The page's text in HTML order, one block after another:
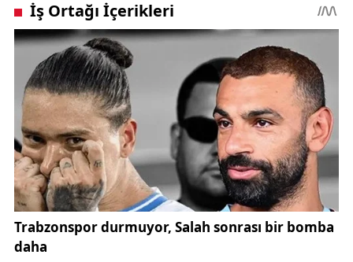
müsabakaya odaklanmış bir görüntü sergiledi.
Teknik heyet, özellikle deplasman koşullarında
oyunun kontrolünü elde tutmaya yönelik detaylar
üzerinde durdu.
Sivasspor’un son çalışması, Yardımcı Antrenör Evren
Otyakmaz yönetiminde gerçekleştirildi. Antrenman,
futbolcuların kaslarını müsabakaya hazırlamaya
yönelik dinamik ısınma hareketleriyle başladı.
Isınmanın ardından oyuncular, pas organizasyonları
ve topa sahip olma çalışmalarıyla tempoyu yükseltti.